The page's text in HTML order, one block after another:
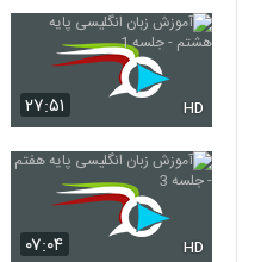
۲۷:۵۱ HD
۰۷:۰۴ HD